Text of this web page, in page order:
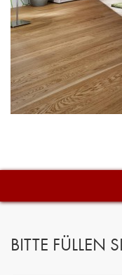
BITTE FÜLLEN